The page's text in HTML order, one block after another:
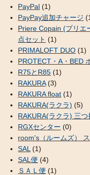
PayPal (1)
PayPay追加チャージ
Priere Copain (プリ
点セット (1)
PRIMALOFT DUO (1)
PROTECT・A・BED
R75とR85 (1)
RAKURA(3)
RAKURA float (1)
RAKURA(ラクラ) (5)
RAKURA(ラクラ) 三
RGXセンター (0)
room's（ルームズ）
SAL (1)
SAL便 (4)
ＳＡＬ便 (1)